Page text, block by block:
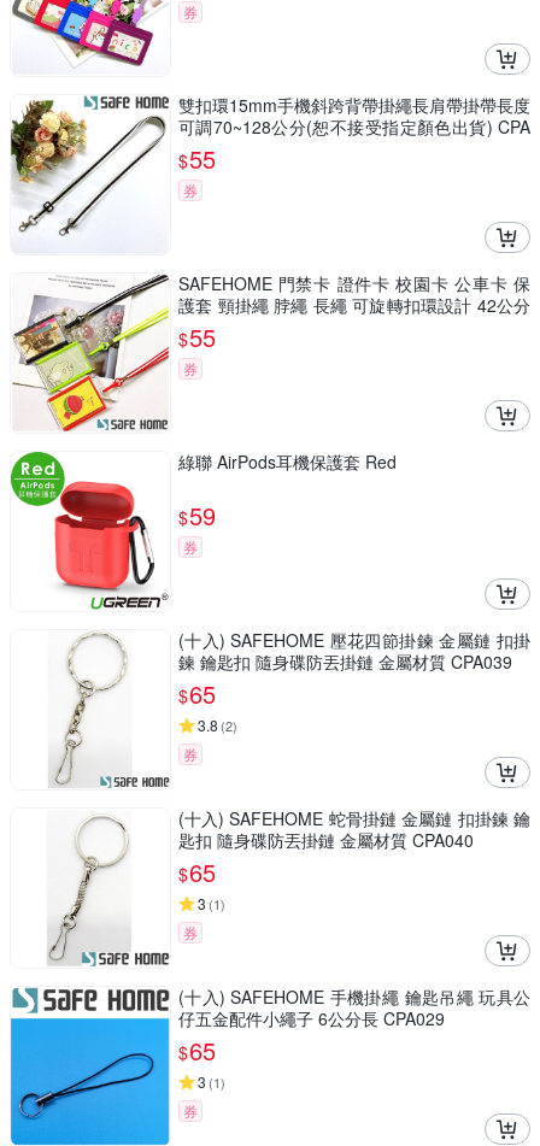
券
雙扣環15mm手機斜跨背帶掛繩長肩帶掛帶長度
可調70~128公分(恕不接受指定顏色出貨) CPA
036
$55
券
SAFEHOME 門禁卡 證件卡 校園卡 公車卡 保
護套 頸掛繩 脖繩 長繩 可旋轉扣環設計 42公分
長 (恕不接受指定顏色出貨) CPA033
$55
券
綠聯 AirPods耳機保護套 Red
$59
券
(十入) SAFEHOME 壓花四節掛鍊 金屬鏈 扣掛
鍊 鑰匙扣 隨身碟防丟掛鏈 金屬材質 CPA039
$65
3.8 (2)
券
(十入) SAFEHOME 蛇骨掛鏈 金屬鏈 扣掛鍊 鑰
匙扣 隨身碟防丟掛鏈 金屬材質 CPA040
$65
3 (1)
券
(十入) SAFEHOME 手機掛繩 鑰匙吊繩 玩具公
仔五金配件小繩子 6公分長 CPA029
$65
3 (1)
券